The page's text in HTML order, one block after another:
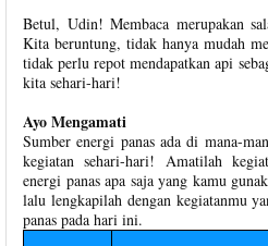
Betul, Udin! Membaca merupakan
Kita beruntung, tidak hanya mudah
tidak perlu repot mendapatkan api
kita sehari-hari!
Ayo Mengamati
Sumber energi panas ada di mana-
kegiatan sehari-hari! Amatilah
energi panas apa saja yang kamu
lalu lengkapilah dengan kegiatanmu
panas pada hari ini.